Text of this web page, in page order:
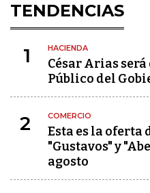
TENDENCIAS
1 HACIENDA
César Arias
Público del
2 COMERCIO
Esta es la oferta
"Gustavos" y
agosto